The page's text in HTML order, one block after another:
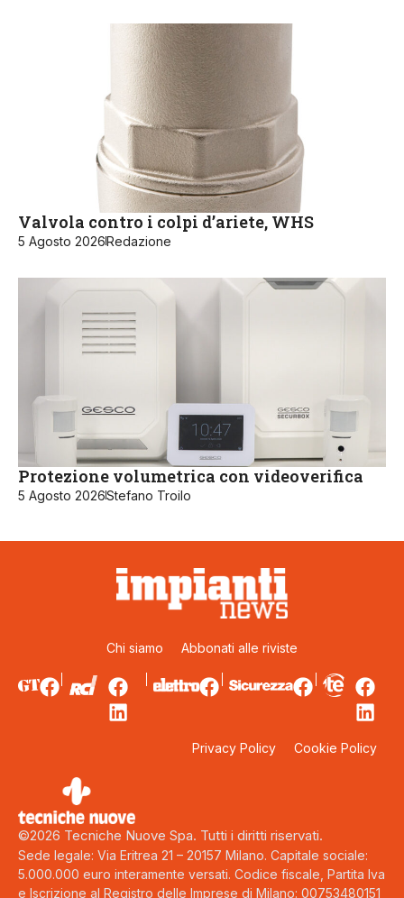
Valvola contro i colpi d’ariete, WHS
5 Agosto 2026Redazione
Protezione volumetrica con videoverifica
5 Agosto 2026Stefano Troilo
Chi siamo Abbonati alle riviste
Privacy Policy Cookie Policy
©2026 Tecniche Nuove Spa. Tutti i diritti riservati.
Sede legale: Via Eritrea 21 – 20157 Milano. Capitale sociale:
5.000.000 euro interamente versati. Codice fiscale, Partita Iva
e Iscrizione al Registro delle Imprese di Milano: 00753480151